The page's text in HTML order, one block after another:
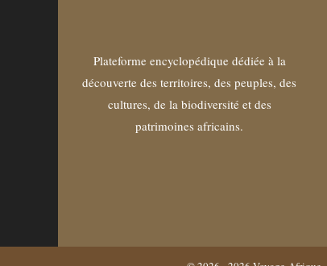
Plateforme encyclopédique dédiée à la
découverte des territoires, des peuples, des
cultures, de la biodiversité et des
patrimoines africains.